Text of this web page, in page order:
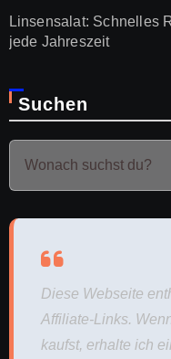
Linsensalat: Schnelles
jede Jahreszeit
Suchen
Diese Webseite
Affiliate-Links.
kaufst, erhalte ich